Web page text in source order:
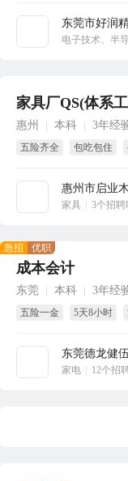
东莞市好润
立即沟通
家具厂QS(体系
惠州 本科 3年经
五险齐全 包吃包住
惠州市启业
家具 3个招聘
立即沟通
成本会计
东莞 本科 3年经
五险一金 5天8小时
东莞德龙健
家电 12个招
急招 优职
立即沟通